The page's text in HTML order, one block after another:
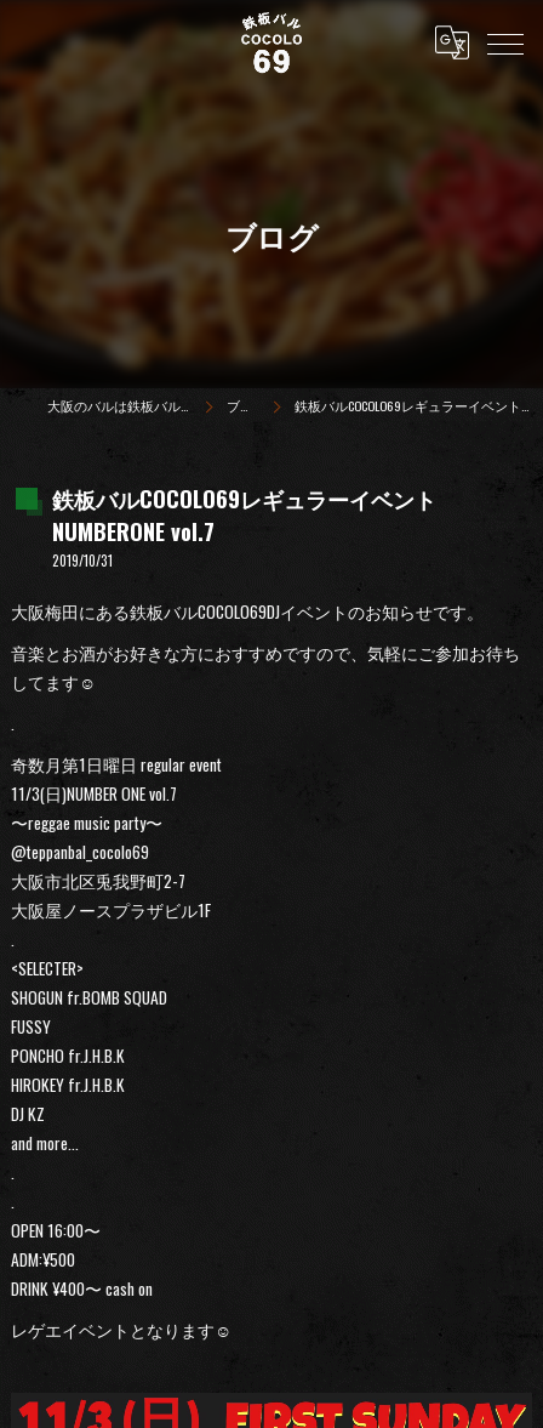
ブログ
大阪のバルは鉄板バルCOCOLO69 ブログ 鉄板バルCOCOLO69レギュラーイベントNUMBERONE vol.7
鉄板バルCOCOLO69レギュラーイベント
NUMBERONE vol.7
2019/10/31
大阪梅田にある鉄板バルCOCOLO69DJイベントのお知らせです。
音楽とお酒がお好きな方におすすめですので、気軽にご参加お待ち
してます☺︎
.
奇数月第1日曜日 regular event
11/3(日)NUMBER ONE vol.7
〜reggae music party〜
@teppanbal_cocolo69
大阪市北区兎我野町2-7
大阪屋ノースプラザビル1F
.
<SELECTER>
SHOGUN fr.BOMB SQUAD
FUSSY
PONCHO fr.J.H.B.K
HIROKEY fr.J.H.B.K
DJ KZ
and more…
.
.
OPEN 16:00〜
ADM:¥500
DRINK ¥400〜 cash on
レゲエイベントとなります☺︎